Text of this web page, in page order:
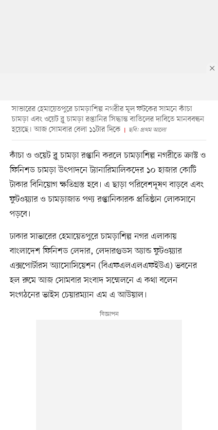
সাভারের হেমায়েতপুরে চামড়াশিল্প নগরীর মূল ফটকের সামনে কাঁচা
চামড়া এবং ওয়েট ব্লু চামড়া রপ্তানির সিদ্ধান্ত বাতিলের দাবিতে মানববন্ধন
হয়েছে। আজ সোমবার বেলা ১১টার দিকে
ছবি: প্রথম আলো
কাঁচা ও ওয়েট ব্লু চামড়া রপ্তানি করলে চামড়াশিল্প নগরীতে ক্রাস্ট ও
ফিনিশড চামড়া উৎপাদনে ট্যানারিমালিকদের ১০ হাজার কোটি
টাকার বিনিয়োগ ক্ষতিগ্রস্ত হবে। এ ছাড়া পরিবেশদূষণ বাড়বে এবং
ফুটওয়্যার ও চামড়াজাত পণ্য রপ্তানিকারক প্রতিষ্ঠান লোকসানে
পড়বে।
ঢাকার সাভারের হেমায়েতপুরে চামড়াশিল্প নগর এলাকায়
বাংলাদেশ ফিনিশড লেদার, লেদারগুডস অ্যান্ড ফুটওয়্যার
এক্সপোর্টারস অ্যাসোসিয়েশন (বিএফএলএলএফইউএ) ভবনের
হল রুমে আজ সোমবার সংবাদ সম্মেলনে এ কথা বলেন
সংগঠনের ভাইস চেয়ারম্যান এম এ আউয়াল।